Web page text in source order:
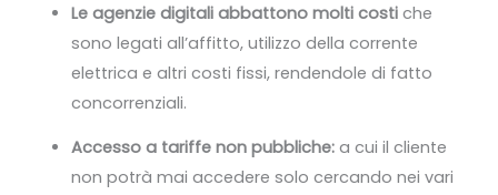
Le agenzie digitali abbattono molti costi che
sono legati all’affitto, utilizzo della corrente
elettrica e altri costi fissi, rendendole di fatto
concorrenziali.
Accesso a tariffe non pubbliche:a cui il cliente
non potrà mai accedere solo cercando nei vari